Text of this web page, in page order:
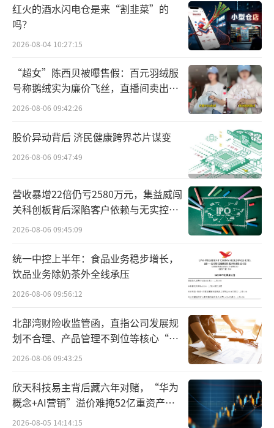
崛起过程中同样扮演了重要角色。
因提出的股份制改造方案未获通过，段永
平1995年离开小霸王，在东莞创立了步步高。
他以此为起点，推出小天才，孵化OPPO、viv
o，影响了拼多多、极兔速递，书写了中国商业
1999年，陈智勇拉上小霸王计调部部长秦
曙光一起离职，合伙在中山创立读书郎。
小霸王、步步高、读书郎，共同开创了教
育电子产品细分市场，从学习机、复读机、电
红火的酒水闪电仓是来“割韭菜”的
吗？
2026-08-04 10:27:15
“超女”陈西贝被曝售假：百元羽绒服
号称鹅绒实为廉价飞丝，直播间卖出超
百万元
2026-08-06 09:42:26
股价异动背后 济民健康跨界芯片谋变
2026-08-06 09:47:49
营收暴增22倍仍亏2580万元，集益威闯
关科创板背后深陷客户依赖与无实控人
困局
2026-08-06 09:45:09
统一中控上半年：食品业务稳步增长，
饮品业务除奶茶外全线承压
2026-08-06 09:56:12
北部湾财险收监管函，直指公司发展规
划不合理、产品管理不到位等核心“痛
点”
2026-08-06 09:43:25
欣天科技易主背后藏六年对赌，“华为
概念+AI营销”溢价难掩52亿重资产考
验
2026-08-05 14:14:15